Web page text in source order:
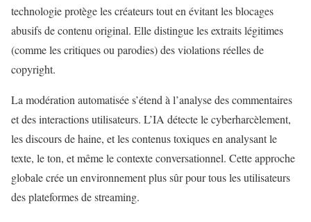
technologie protège les créateurs tout en évitant les blocages
abusifs de contenu original. Elle distingue les extraits légitimes
(comme les critiques ou parodies) des violations réelles de
copyright.
La modération automatisée s’étend à l’analyse des commentaires
et des interactions utilisateurs. L’IA détecte le cyberharcèlement,
les discours de haine, et les contenus toxiques en analysant le
texte, le ton, et même le contexte conversationnel. Cette approche
globale crée un environnement plus sûr pour tous les utilisateurs
des plateformes de streaming.